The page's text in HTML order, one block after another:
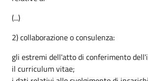
(...)
2) collaborazione o consulenza:
gli estremi dell'atto di conferimento
il curriculum vitae;